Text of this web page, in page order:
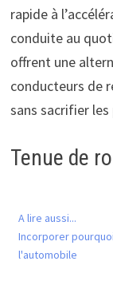
rapide à
conduite au
offrent une
conducteurs de
sans sacrifier
Tenue de
A lire aussi...
Incorporer
l'automobile